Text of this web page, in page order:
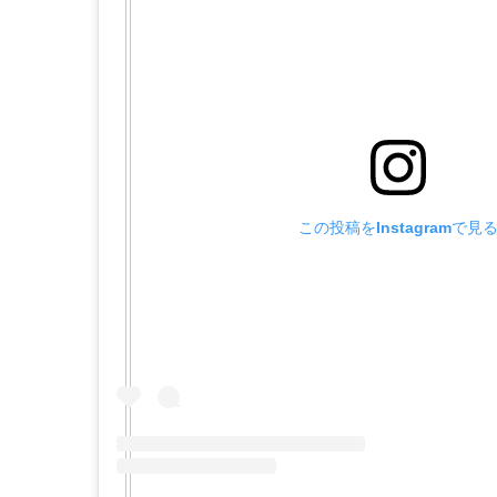
この投稿をInstagramで見る